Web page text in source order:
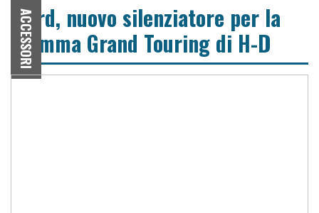
ACCESSORI
Zard, nuovo silenziatore per la
gamma Grand Touring di H-D